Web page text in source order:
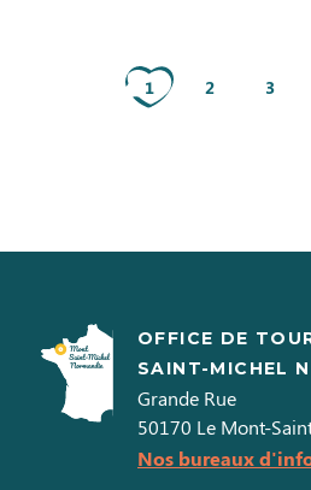
1 2 3
OFFICE DE
SAINT-MICHEL
Grande Rue
50170 Le Mont-
Nos bureaux